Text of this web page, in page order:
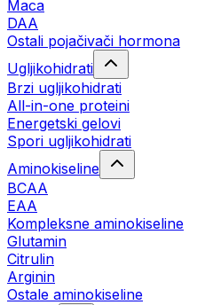
Maca
DAA
Ostali pojačivači hormona
Ugljikohidrati
Brzi ugljikohidrati
All-in-one proteini
Energetski gelovi
Spori ugljikohidrati
Aminokiseline
BCAA
EAA
Kompleksne aminokiseline
Glutamin
Citrulin
Arginin
Ostale aminokiseline